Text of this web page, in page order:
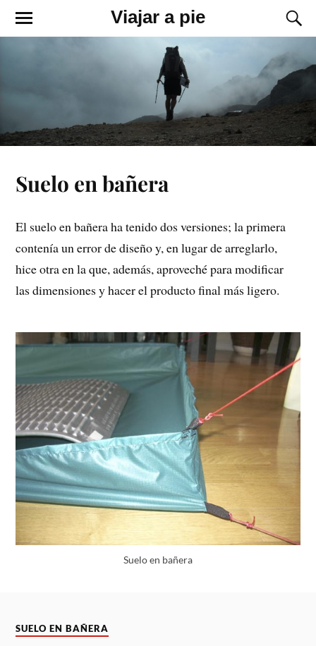
Viajar a pie
Suelo en bañera
El suelo en bañera ha tenido dos versiones; la primera
contenía un error de diseño y, en lugar de arreglarlo,
hice otra en la que, además, aproveché para modificar
las dimensiones y hacer el producto final más ligero.
Suelo en bañera
SUELO EN BAÑERA